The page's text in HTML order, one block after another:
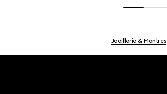
Joaillerie & Montres